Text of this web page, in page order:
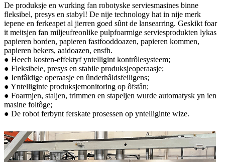
De produksje en wurking fan robotyske serviesmasines binne
fleksibel, presys en stabyl! De nije technology hat in nije merk
iepene en ferkeapet al jierren goed sûnt de lansearring. Geskikt foar
it meitsjen fan miljeufreonlike pulpfoarmige serviesprodukten lykas
papieren borden, papieren fastfooddoazen, papieren kommen,
papieren bekers, aaidoazen, ensfh.
● Heech kosten-effektyf yntelligint kontrôlesysteem;
● Fleksibele, presys en stabile produksjeoperaasje;
● Ienfâldige operaasje en ûnderhâldsfeiligens;
● Yntelliginte produksjemonitoring op ôfstân;
● Foarmjen, staljen, trimmen en stapeljen wurde automatysk yn ien
masine foltôge;
● De robot ferbynt ferskate prosessen op yntelliginte wize.